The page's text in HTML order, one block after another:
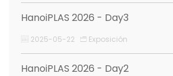
HanoiPLAS 2026 - Day3
2025-05-22 Exposición
HanoiPLAS 2026 - Day2